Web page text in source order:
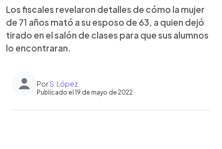
Los fiscales revelaron detalles de cómo la mujer
de 71 años mató a su esposo de 63, a quien dejó
tirado en el salón de clases para que sus alumnos
lo encontraran.
PorS. López
Publicado el 19 de mayo de 2022